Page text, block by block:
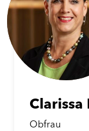
Clarissa
Obfrau